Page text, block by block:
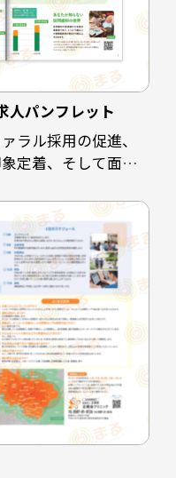
人パンフレット
ラル採用の促進、
定着、そして面接
フが自信を持って
理念や働く環境、
力が的確に伝わる
、見学後も医院の
ます。さらに、転職
場面でも、医院の
ールとして活用で